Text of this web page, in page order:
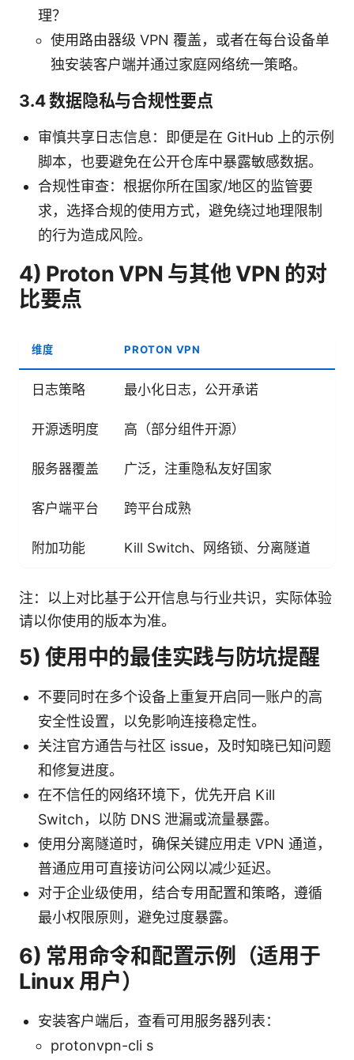
理？
使用路由器级 VPN 覆盖，或者在每台设备单
独安装客户端并通过家庭网络统一策略。
3.4 数据隐私与合规性要点
审慎共享日志信息：即便是在 GitHub 上的示例
脚本，也要避免在公开仓库中暴露敏感数据。
合规性审查：根据你所在国家/地区的监管要
求，选择合规的使用方式，避免绕过地理限制
的行为造成风险。
4) Proton VPN 与其他 VPN 的对
比要点
维度 PROTON VPN
日志策略 最小化日志，公开承诺
开源透明度 高（部分组件开源）
服务器覆盖 广泛，注重隐私友好国家
客户端平台 跨平台成熟
附加功能 Kill Switch、网络锁、分离隧道
注：以上对比基于公开信息与行业共识，实际体验
请以你使用的版本为准。
5) 使用中的最佳实践与防坑提醒
不要同时在多个设备上重复开启同一账户的高
安全性设置，以免影响连接稳定性。
关注官方通告与社区 issue，及时知晓已知问题
和修复进度。
在不信任的网络环境下，优先开启 Kill
Switch，以防 DNS 泄漏或流量暴露。
使用分离隧道时，确保关键应用走 VPN 通道，
普通应用可直接访问公网以减少延迟。
对于企业级使用，结合专用配置和策略，遵循
最小权限原则，避免过度暴露。
6) 常用命令和配置示例（适用于
Linux 用户）
安装客户端后，查看可用服务器列表：
protonvpn-cli s